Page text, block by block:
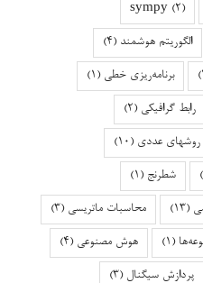
sympy (2)
الگوریتم هوشمند (4)
برنامه‌ریزی خطی (1)
رابط گرافیکی (2)
روشهای عددی (10)
شطرنج (1)
(13) محاسبات ماتریسی (3)
(1) هوش مصنوعی (4)
پردازش سیگنال (3)